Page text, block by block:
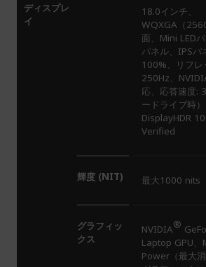
ディスプレ
イ
18.0インチ、
WQXGA（
面、Mini LED
パネル、IPSパ
100%、リフレ
250Hz、
応、応答速度:
ードライブ時
DisplayHDR
Verified
輝度 (NIT) 最大1000 nits
グラフィッ
クス
NVIDIA®
Laptop GPU
Power（最大